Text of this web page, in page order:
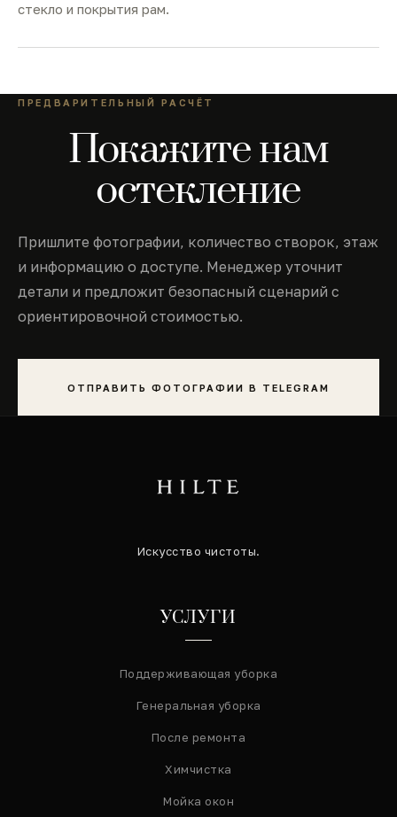
стекло и покрытия рам.
ПРЕДВАРИТЕЛЬНЫЙ РАСЧЁТ
Покажите нам
остекление
Пришлите фотографии, количество створок, этаж
и информацию о доступе. Менеджер уточнит
детали и предложит безопасный сценарий с
ориентировочной стоимостью.
ОТПРАВИТЬ ФОТОГРАФИИ В TELEGRAM
Искусство чистоты.
УСЛУГИ
Поддерживающая уборка
Генеральная уборка
После ремонта
Химчистка
Мойка окон